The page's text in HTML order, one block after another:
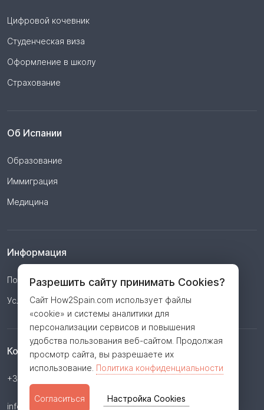
Цифровой кочевник
Студенческая виза
Оформление в школу
Страхование
Об Испании
Образование
Иммиграция
Медицина
Информация
Политика конфиденциальности
Условия
Контакты
+34 623 362 806
info@how2spain.com
Разрешить сайту принимать Cookies?
Сайт How2Spain.com использует файлы
«cookie» и системы аналитики для
персонализации сервисов и повышения
удобства пользования веб-сайтом. Продолжая
просмотр сайта, вы разрешаете их
использование. Политика конфиденциальности
Согласиться Настройка Cookies